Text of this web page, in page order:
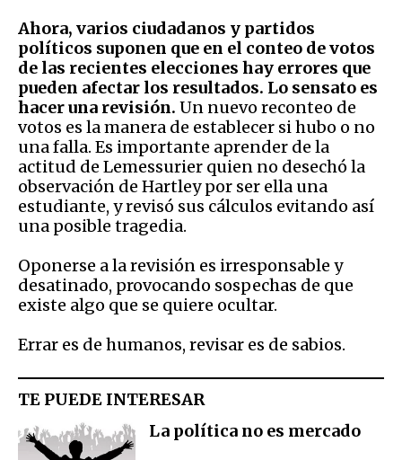
Ahora, varios ciudadanos y partidos
políticos suponen que en el conteo de votos
de las recientes elecciones hay errores que
pueden afectar los resultados. Lo sensato es
hacer una revisión. Un nuevo reconteo de
votos es la manera de establecer si hubo o no
una falla. Es importante aprender de la
actitud de Lemessurier quien no desechó la
observación de Hartley por ser ella una
estudiante, y revisó sus cálculos evitando así
una posible tragedia.
Oponerse a la revisión es irresponsable y
desatinado, provocando sospechas de que
existe algo que se quiere ocultar.
Errar es de humanos, revisar es de sabios.
TE PUEDE INTERESAR
La política no es mercado